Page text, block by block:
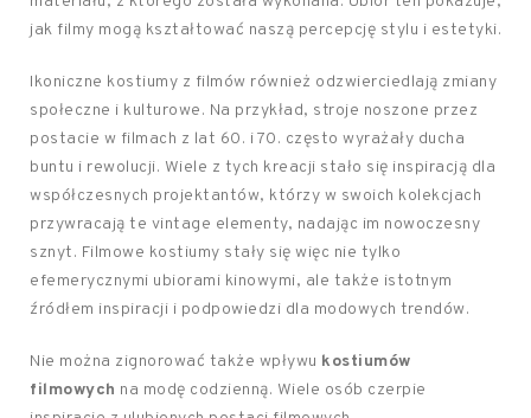
jak filmy mogą kształtować naszą percepcję stylu i estetyki.
Ikoniczne kostiumy z filmów również odzwierciedlają zmiany
społeczne i kulturowe. Na przykład, stroje noszone przez
postacie w filmach z lat 60. i 70. często wyrażały ducha
buntu i rewolucji. Wiele z tych kreacji stało się inspiracją dla
współczesnych projektantów, którzy w swoich kolekcjach
przywracają te vintage elementy, nadając im nowoczesny
sznyt. Filmowe kostiumy stały się więc nie tylko
efemerycznymi ubiorami kinowymi, ale także istotnym
źródłem inspiracji i podpowiedzi dla modowych trendów.
Nie można zignorować także wpływu kostiumów
filmowych na modę codzienną. Wiele osób czerpie